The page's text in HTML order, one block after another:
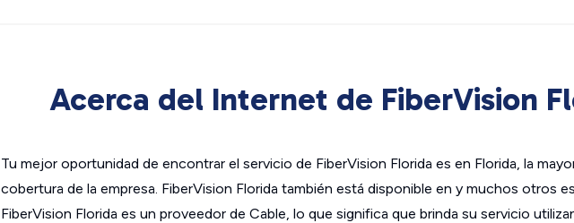
Acerca del Internet de FiberVision
Tu mejor oportunidad de encontrar el servicio de FiberVision Florida es en Florida, la
cobertura de la empresa. FiberVision Florida también está disponible en y muchos otros
FiberVision Florida es un proveedor de Cable, lo que significa que brinda su servicio